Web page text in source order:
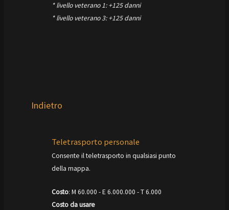
* livello veterano 1: +125 danni
* livello veterano 3: +125 danni
Indietro
Teletrasporto personale
Consente il teletrasporto in qualsiasi punto
della mappa.
Costo: M 60.000 - E 6.000.000 - T 6.000
Costo da usare